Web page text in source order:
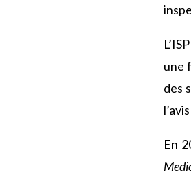
une
des
En